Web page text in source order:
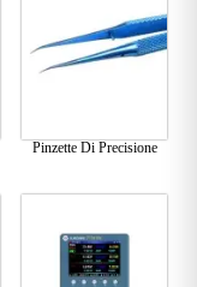
Pinzette Di Precisione